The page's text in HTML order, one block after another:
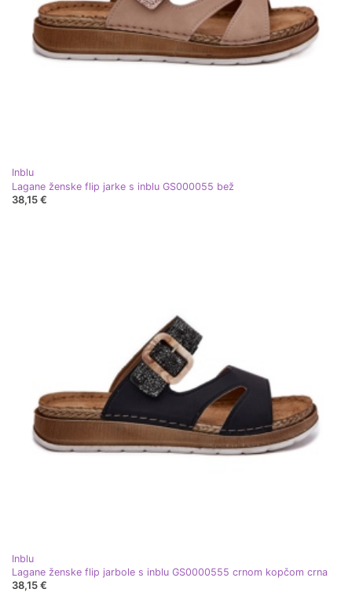
Inblu
Lagane ženske flip jarke s inblu GS000055 bež
38,15 €
Inblu
Lagane ženske flip jarbole s inblu GS0000555 crnom kopčom crna
38,15 €